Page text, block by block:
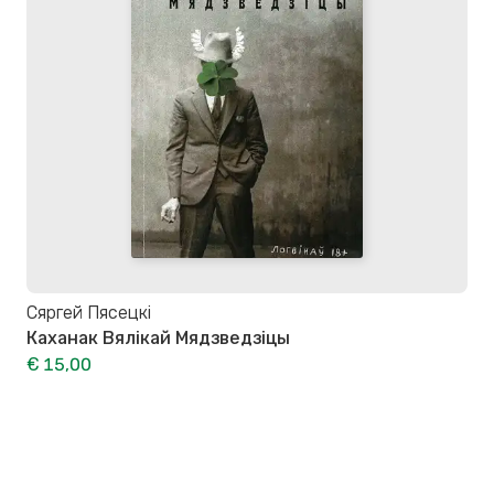
Сяргей Пясецкі
Каханак Вялікай Мядзведзіцы
€ 15,00